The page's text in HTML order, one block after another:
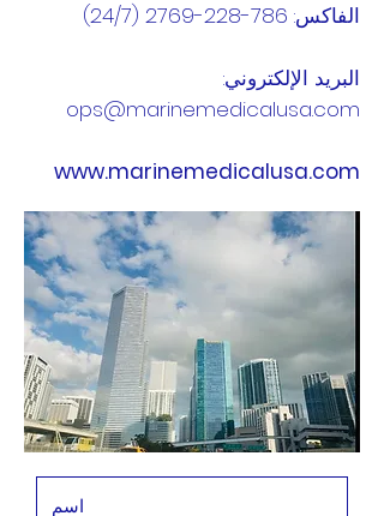
الفاكس: 786-228-2769 (24
/7)
البريد الإلكتروني:
ops@marinemedicalusa.com
www.marinemedicalusa.com